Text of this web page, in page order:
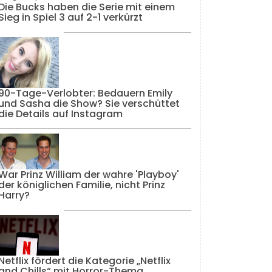
Bucks haben die Serie mit einem
in Spiel 3 auf 2-1 verkürzt
Tage-Verlobter: Bedauern Emily
Sasha die Show? Sie verschüttet
Details auf Instagram
Prinz William der wahre 'Playboy'
königlichen Familie, nicht Prinz
fördert die Kategorie „Netflix